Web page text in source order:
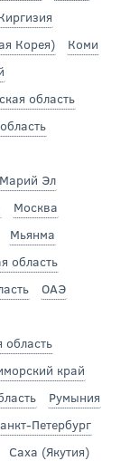
Корея)
Коми
область
Марий Эл
Москва
Мьянма
область
ОАЭ
область
край
Румыния
Петербург
Саха (Якутия)